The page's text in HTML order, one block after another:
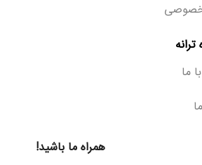
ما
همراه ما باشید!